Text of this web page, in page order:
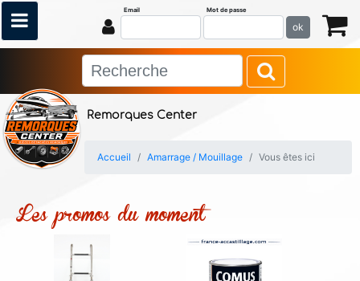
Remorques Center
Email Mot de passe
ok
Accueil Amarrage / Mouillage Vous êtes ici
Les promos du moment